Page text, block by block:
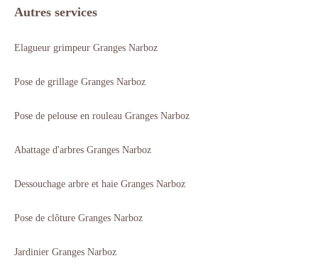
Autres services
Elagueur grimpeur Granges Narboz
Pose de grillage Granges Narboz
Pose de pelouse en rouleau Granges Narboz
Abattage d'arbres Granges Narboz
Dessouchage arbre et haie Granges Narboz
Pose de clôture Granges Narboz
Jardinier Granges Narboz